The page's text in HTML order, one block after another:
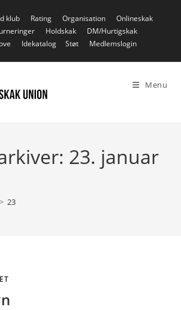
klub Rating Organisation
Onlineskak
Holdskak
DM/Hurtigskak
Idekatalog Støt Medlemslogin
Menu
23. januar
> 23